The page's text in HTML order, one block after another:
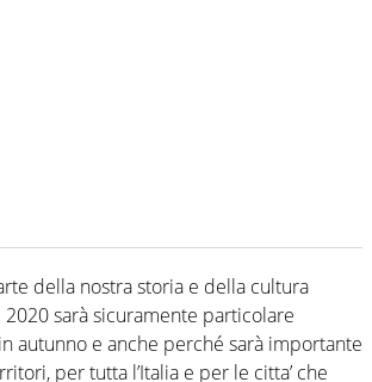
della nostra storia e della cultura
2020 sarà sicuramente particolare
autunno e anche perché sarà importante
per tutta l’Italia e per le citta’ che